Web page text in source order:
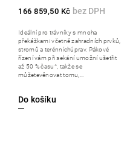
166 859,50 Kč
Do košíku
Ideální pro trávníky s mnoha
překážkami včetně zahradních prvků,
stromů a terénníchúprav. Pákové
řízení vám při sekání umožní ušetřit
až 50 % času^, takže se
můžetevěnovat tomu,...